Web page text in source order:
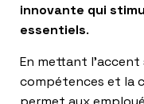
innovante qui
essentiels.
En mettant
compétences et la